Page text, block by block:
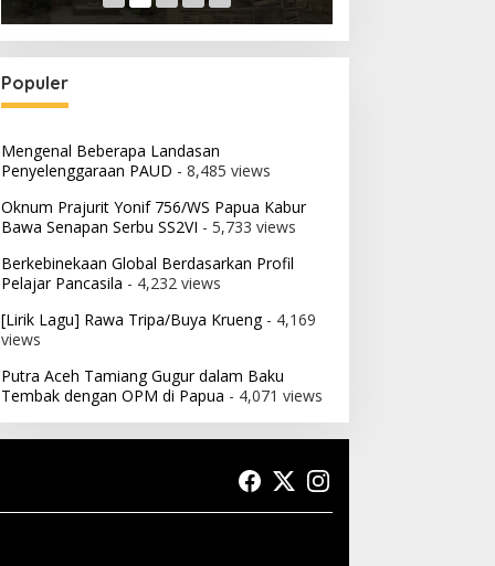
Populer
Mengenal Beberapa Landasan
Penyelenggaraan PAUD - 8,485 views
Oknum Prajurit Yonif 756/WS Papua Kabur
Bawa Senapan Serbu SS2VI - 5,733 views
Berkebinekaan Global Berdasarkan Profil
Pelajar Pancasila - 4,232 views
[Lirik Lagu] Rawa Tripa/Buya Krueng- 4,169
views
Putra Aceh Tamiang Gugur dalam Baku
Tembak dengan OPM di Papua - 4,071 views